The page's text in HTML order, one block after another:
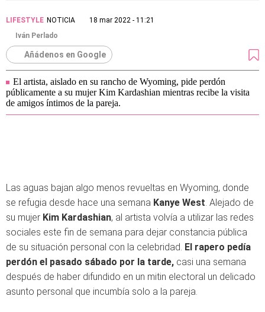
LIFESTYLE NOTICIA
18 mar 2022 - 11:21
Iván Perlado
Añádenos en Google
El artista, aislado en su rancho de Wyoming, pide perdón
públicamente a su mujer Kim Kardashian mientras recibe la visita
de amigos íntimos de la pareja.
Las aguas bajan algo menos revueltas en Wyoming, donde
se refugia desde hace una semana Kanye West. Alejado de
su mujer Kim Kardashian, al artista volvía a utilizar las redes
sociales este fin de semana para dejar constancia pública
de su situación personal con la celebridad. El rapero pedía
perdón el pasado sábado por la tarde, casi una semana
después de haber difundido en un mitin electoral un delicado
asunto personal que incumbía solo a la pareja.